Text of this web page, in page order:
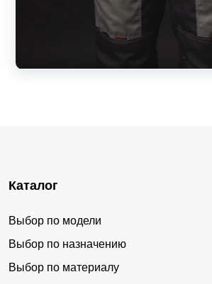
Каталог
Выбор по модели
Выбор по назначению
Выбор по материалу